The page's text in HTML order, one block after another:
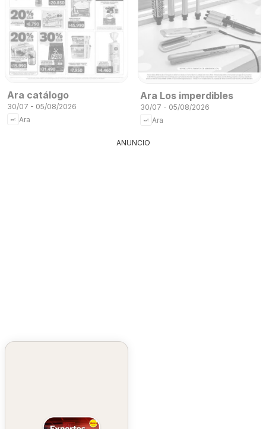
Ara catálogo
30/07 - 05/08/2026
Ara
Ara Los imperdibles
30/07 - 05/08/2026
Ara
ANUNCIO